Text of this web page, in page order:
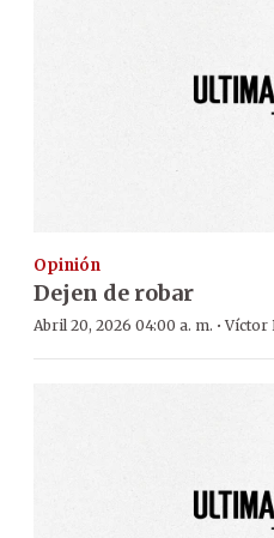
Opinión
Dejen de robar
Abril 20, 2026 04:00 a. m. ·Víctor